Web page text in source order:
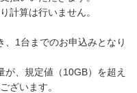
計算は行いません。
、1台までのお申込みとなり
が、規定値（10GB）を超え
ざいます。